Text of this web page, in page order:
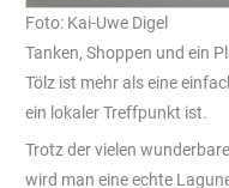
Foto: Kai-Uwe Digel
Tanken, Shoppen und ein
Tölz ist mehr als eine
ein lokaler Treffpunkt ist.
Trotz der vielen
wird man eine echte